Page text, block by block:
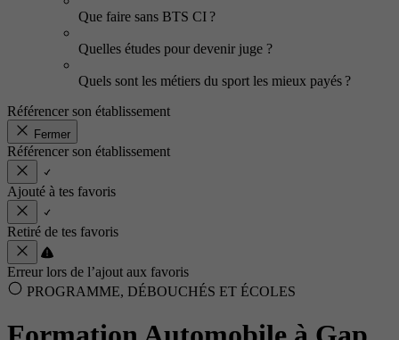
Que faire sans BTS CI ?
Quelles études pour devenir juge ?
Quels sont les métiers du sport les mieux payés ?
Référencer son établissement
Fermer
Référencer son établissement
Ajouté à tes favoris
Retiré de tes favoris
Erreur lors de l’ajout aux favoris
PROGRAMME, DÉBOUCHÉS ET ÉCOLES